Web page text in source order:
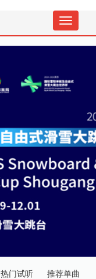
切
换
热门试听 推荐单曲